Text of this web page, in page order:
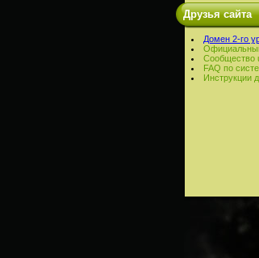
Друзья сайта
Домен 2-го
Сообщество
FAQ по
Инструкции